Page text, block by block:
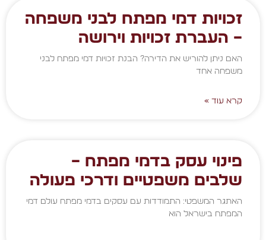
זכויות דמי מפתח לבני משפחה
– העברת זכויות וירושה
האם ניתן להוריש את הדירה? הבנת זכויות דמי מפתח לבני
משפחה אחד
קרא עוד »
פינוי עסק בדמי מפתח –
שלבים משפטיים ודרכי פעולה
האתגר המשפטי: התמודדות עם עסקים בדמי מפתח עולם דמי
המפתח בישראל הוא